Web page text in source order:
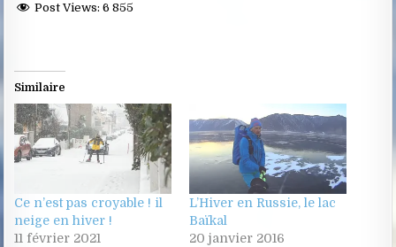
Post Views: 6 855
Similaire
Ce n’est pas croyable ! il
neige en hiver !
11 février 2021
L’Hiver en Russie, le lac
Baïkal
20 janvier 2016